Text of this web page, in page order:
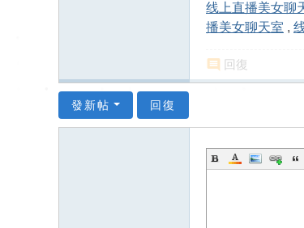
线上直播美女聊
播美女聊天室 ,
回復
發新帖 回復